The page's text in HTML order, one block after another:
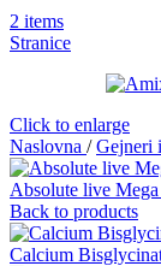
2 items
Stranice
Click to enlarge
Naslovna / Gejneri
Absolute live
Back to products
Calcium